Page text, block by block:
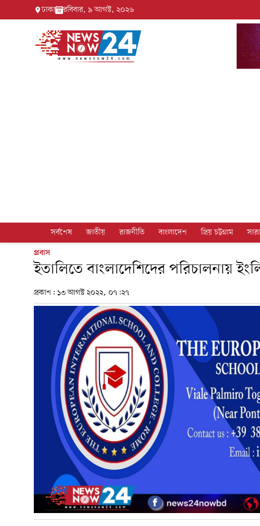
ঢাকা রবিবার, ৯ আগস্ট, ২০২৬
সর্বশেষ জাতীয় রাজনীতি বাংলাদেশ প্রিয় চট্টগ্রাম
প্রবাস
ইতালিতে বাংলাদেশিদের পরিচালনায়
প্রকাশ: ১৩ আগস্ট ২০২২, ০৭:২৭